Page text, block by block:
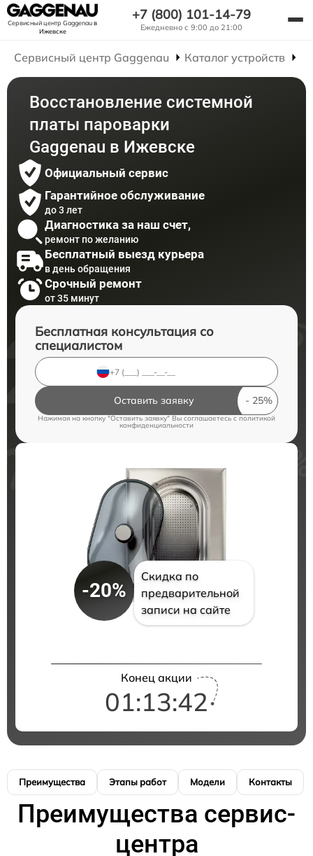
Сервисный центр Gaggenauв
Ижевске
+7 (800) 101-14-79
Ежедневно с 9:00 до 21:00
Сервисный центр Gaggenau Каталог устройств
Восстановление системной
платы пароварки
Gaggenau в Ижевске
Официальный сервис
Гарантийное обслуживание
до 3 лет
Диагностика за наш счет,
ремонт по желанию
Бесплатный выезд курьера
в день обращения
Срочный ремонт
от 35 минут
Бесплатная консультация со
специалистом
Оставить заявку
Нажимая на кнопку "Оставить заявку" Вы соглашаетесь c политикой
конфиденциальности
-20%
Скидка по
предварительной
записи на сайте
Конец акции
01:13:42
Преимущества Этапы работ Модели Контакты
Преимущества сервис-
центра